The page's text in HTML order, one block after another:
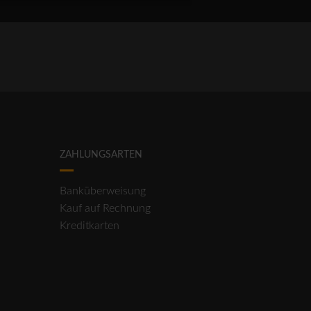
ZAHLUNGSARTEN
Banküberweisung
Kauf auf Rechnung
Kreditkarten